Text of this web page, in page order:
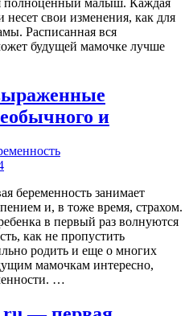
полноценный малыш. Каждая
несет свои изменения, как для
Расписанная вся
будущей мамочке лучше
и
беременность занимает
и, в тоже время, страхом.
в первый раз волнуются
как не пропустить
родить и еще о многих
мамочкам интересно,
…